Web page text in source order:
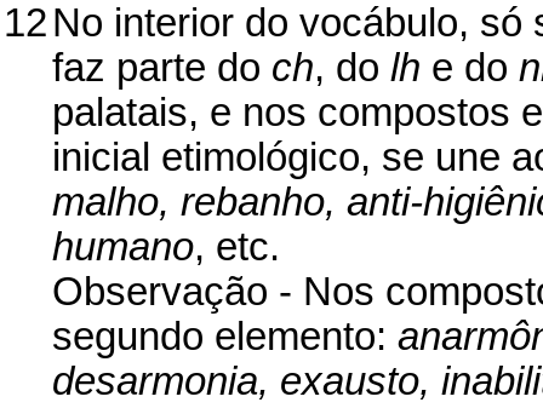
12No interior do vocábulo,
faz parte do ch, do lh e do
palatais, e nos compostos
inicial etimológico, se une
malho, rebanho, anti-
humano, etc.
Observação - Nos
segundo elemento:
desarmonia, exausto,